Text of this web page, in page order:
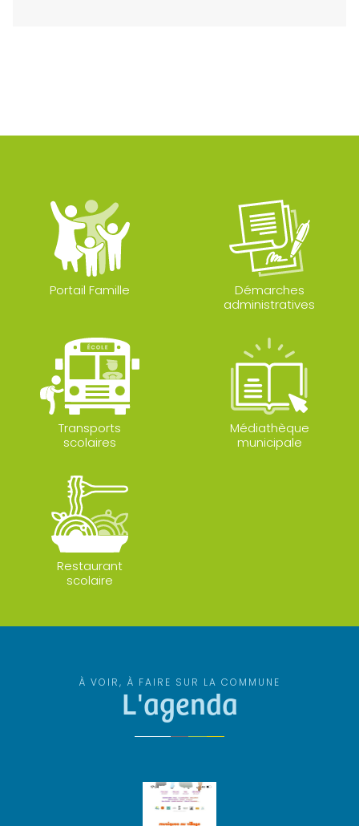
Portail Famille
Démarches
administratives
Transports
scolaires
Médiathèque
municipale
Restaurant
scolaire
À VOIR, À FAIRE SUR LA COMMUNE
L'agenda